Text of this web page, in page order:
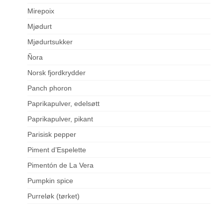
Mirepoix
Mjødurt
Mjødurtsukker
Ñora
Norsk fjordkrydder
Panch phoron
Paprikapulver, edelsøtt
Paprikapulver, pikant
Parisisk pepper
Piment d’Espelette
Pimentón de La Vera
Pumpkin spice
Purreløk (tørket)